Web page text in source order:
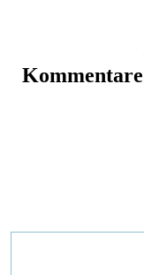
Kommentare